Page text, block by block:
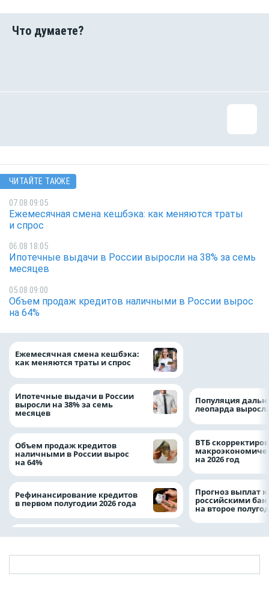
ЧИТАЙТЕ ТАКЖЕ
07.08 09:05
Ежемесячная смена кешбэка: как меняются траты
и спрос
06.08 18:05
Ипотечные выдачи в России выросли на 38% за семь
месяцев
05.08 09:00
Объем продаж кредитов наличными в России вырос
на 64%
Ежемесячная смена кешбэка:
как меняются траты и спрос
Ипотечные выдачи в России
выросли на 38% за семь
месяцев
Объем продаж кредитов
наличными в России вырос
на 64%
Рефинансирование кредитов
в первом полугодии 2026 года
Популяция
леопарда
ВТБ
на 2026 год
Прогноз выплат
российскими
на второе